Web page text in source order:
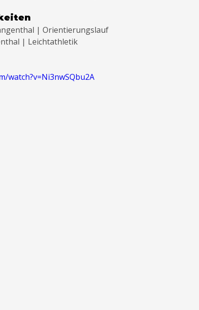
| Orientierungslauf
| Leichtathletik
watch?v=Ni3nwSQbu2A